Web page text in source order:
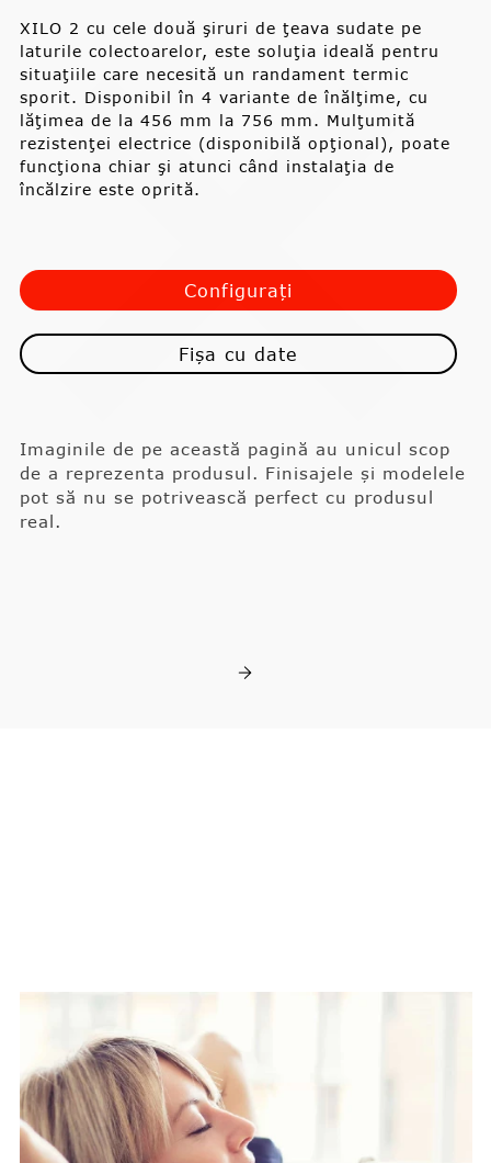
XILO 2 cu cele două şiruri de ţeava sudate pe
laturile colectoarelor, este soluţia ideală pentru
situaţiile care necesită un randament termic
sporit. Disponibil în 4 variante de înălţime, cu
lăţimea de la 456 mm la 756 mm. Mulţumită
rezistenţei electrice (disponibilă opţional), poate
funcţiona chiar şi atunci când instalaţia de
încălzire este oprită.
Configurați
Fișa cu date
Imaginile de pe această pagină au unicul scop
de a reprezenta produsul. Finisajele și modelele
pot să nu se potrivească perfect cu produsul
real.